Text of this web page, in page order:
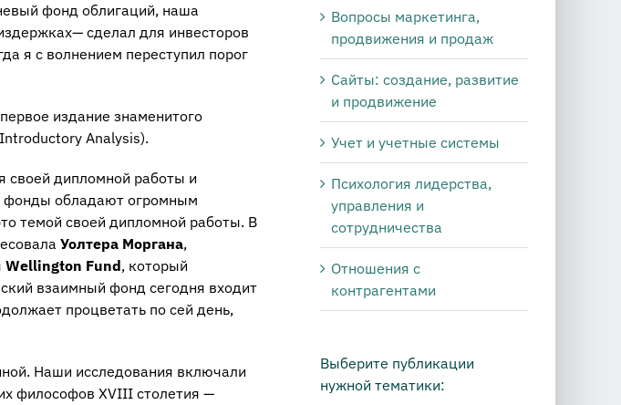
фонд облигаций, наша
сделал для инвесторов
я с волнением переступил порог
издание знаменитого
Analysis).
своей дипломной работы и
фонды обладают огромным
темой своей дипломной работы. В
Уолтера Моргана,
Wellington Fund, который
взаимный фонд сегодня входит
процветать по сей день,
Наши исследования включали
философов XVIII столетия —
Вопросы маркетинга,
продвижения и продаж
Сайты: создание, развитие
и продвижение
Учет и учетные системы
Психология лидерства,
управления и
сотрудничества
Отношения с
контрагентами
Выберите публикации
нужной тематики: